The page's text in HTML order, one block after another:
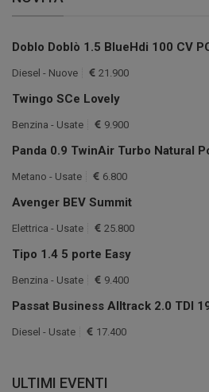
Doblo Doblò 1.5 BlueHdi 100 CV
Diesel - Nuove 21.900
Twingo SCe Lovely
Benzina - Usate 9.900
Panda 0.9 TwinAir Turbo Natural
Metano - Usate 6.800
Avenger BEV Summit
Elettrica - Usate 25.800
Tipo 1.4 5 porte Easy
Benzina - Usate 9.400
Diesel - Usate 17.400
ULTIMI EVENTI